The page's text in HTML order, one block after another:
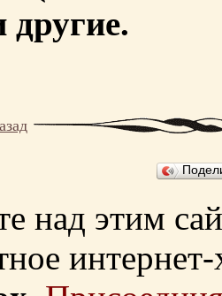
другие.
над этим